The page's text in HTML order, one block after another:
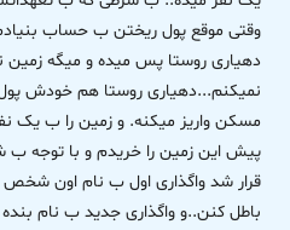
وقتی موقع پول ریختن ب حساب
دهیاری روستا پس میده و میگه زمین
نمیکنم...دهیاری روستا هم خودش پول
پیش این زمین را خریدم و با توجه
قرار شد واگذاری اول ب نام اون
باطل کنن..و واگذاری جدید ب نام